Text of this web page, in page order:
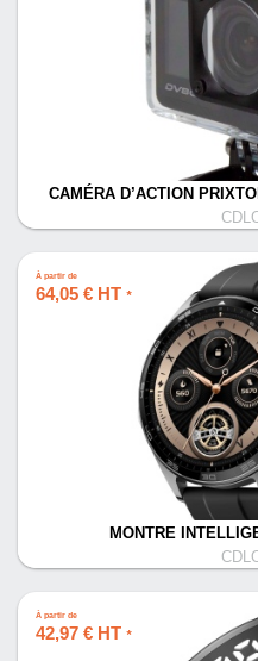
CAMÉRA D’ACTION
À partir de
64,05 € HT *
MONTRE
À partir de
42,97 € HT *